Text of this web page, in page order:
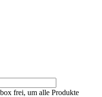
frei, um alle Produkte